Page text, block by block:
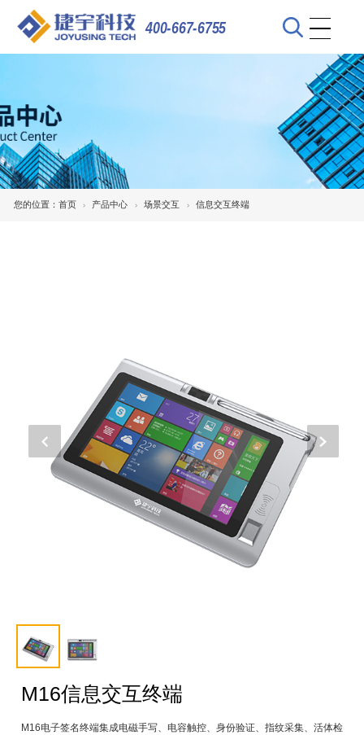
400-667-6755
您的位置： 首页 产品中心 场景交互 信息交互终端
M16信息交互终端
M16电子签名终端集成电磁手写、电容触控、身份验证、指纹采集、活体检